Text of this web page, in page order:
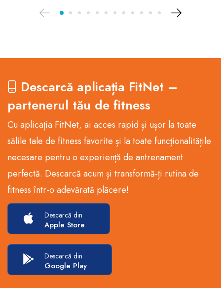
Descarcă aplicația FitNet –
partenerul tău de fitness
Cu aplicația FitNet, ai acces rapid și ușor la toate
sălile tale de fitness favorite și la toate funcționalitățile
necesare pentru o experiență de antrenament
perfectă. Descarcă acum și transformă-ți rutina de
fitness într-o adevărată plăcere!
Descarcă din
Apple Store
Descarcă din
Google Play